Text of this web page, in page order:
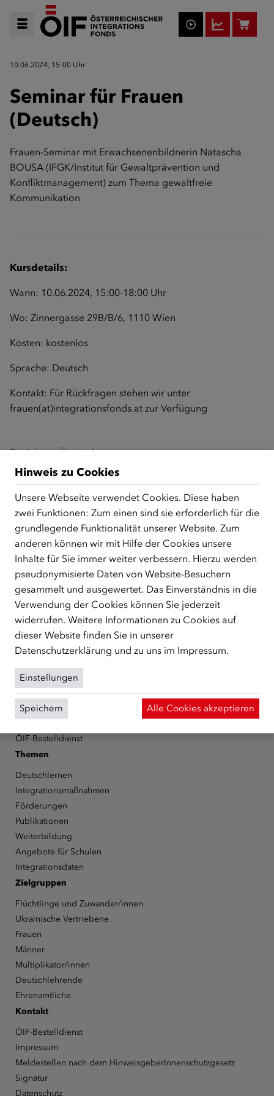
10.06.2024, 15:00 Uhr
Seminar für Frauen
(Deutsch)
Frauen-Seminar mit Erwachsenenbildnerin Natascha
BOUSA (IFGK/Institut für Gewaltprävention und
Konfliktmanagement) zum Thema gewaltfreie
Kommunikation
Kursdetails:
Wann: 10.06.2024, 15:00-18:00 Uhr
Wo: Zinnergasse 29B/B/6, 1110 Wien
Kosten: kostenlos
Sprache: Deutsch
Kontakt: Für Rückfragen stehen wir unter
frauen(at)integrationsfonds.at zur Verfügung
Zurück zur Übersicht
ÜBER UNS
Der Österreichische Integrationsfonds (ÖIF) ist ein Fonds der
Republik Österreich, der Flüchtlinge, subsidiär
Schutzberechtigte, Vertriebene sowie Zuwander/innen als
zentrale Anlaufstelle bei der Integration in Österreich
unterstützt.mehr
FacebookYouTubeInstagramLinkedIn
Über den ÖIF
Organigramm
Presse
Informationen erhalten
ÖIF-Bestelldienst
Themen
Deutschlernen
Integrationsmaßnahmen
Förderungen
Publikationen
Weiterbildung
Angebote für Schulen
Integrationsdaten
Zielgruppen
Flüchtlinge und Zuwander/innen
Ukrainische Vertriebene
Frauen
Männer
Multiplikator/innen
Deutschlehrende
Ehrenamtliche
Kontakt
ÖIF-Bestelldienst
Impressum
Meldestellen nach dem HinweisgeberInnenschutzgesetz
Signatur
Datenschutz
Hinweis zu Cookies
Unsere Webseite verwendet Cookies. Diese haben
zwei Funktionen: Zum einen sind sie erforderlich für die
grundlegende Funktionalität unserer Website. Zum
anderen können wir mit Hilfe der Cookies unsere
Inhalte für Sie immer weiter verbessern. Hierzu werden
pseudonymisierte Daten von Website-Besuchern
gesammelt und ausgewertet. Das Einverständnis in die
Verwendung der Cookies können Sie jederzeit
widerrufen. Weitere Informationen zu Cookies auf
dieser Website finden Sie in unserer
Datenschutzerklärung und zu uns im Impressum.
Einstellungen
Speichern Alle Cookies akzeptieren